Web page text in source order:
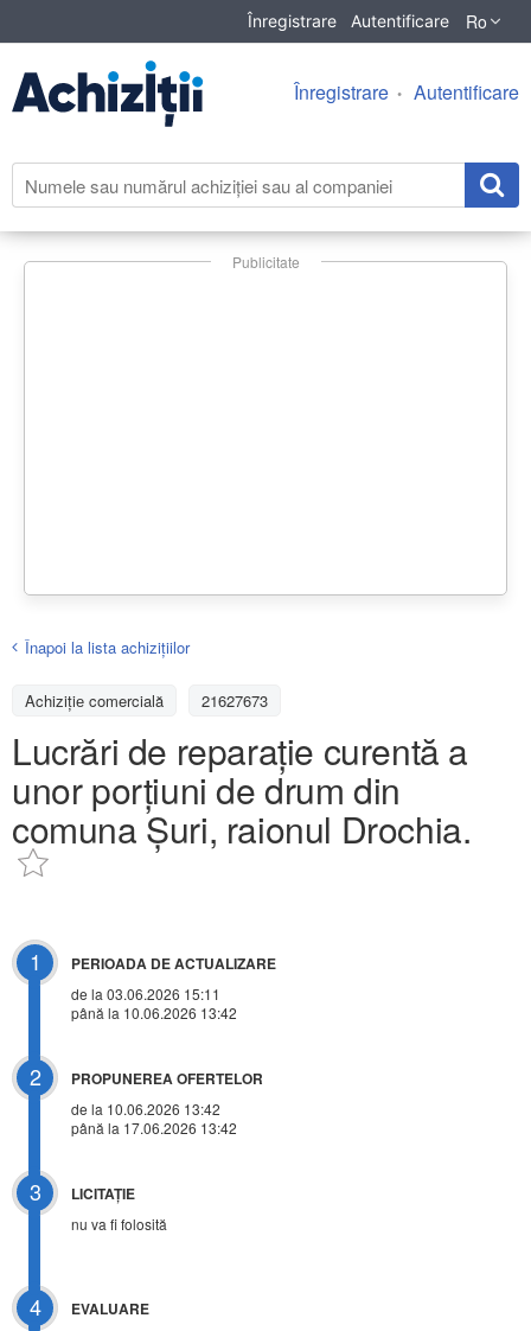
Înregistrare Autentificare Ro
Înregistrare Autentificare
Publicitate
Înapoi la lista achiziţiilor
Achizițiе comercială 21627673
Lucrări de reparație curentă a
unor porțiuni de drum din
comuna Șuri, raionul Drochia.
1 PERIOADA DE ACTUALIZARE
de la 03.06.2026 15:11
până la 10.06.2026 13:42
2 PROPUNEREA OFERTELOR
de la 10.06.2026 13:42
până la 17.06.2026 13:42
3 LICITAŢIE
nu va fi folosită
4 EVALUARE